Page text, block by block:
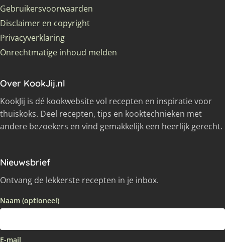
Gebruikersvoorwaarden
Disclaimer en copyright
Privacyverklaring
Onrechtmatige inhoud melden
Over KookJij.nl
KookJij is dé kookwebsite vol recepten en inspiratie voor
thuiskoks. Deel recepten, tips en kooktechnieken met
andere bezoekers en vind gemakkelijk een heerlijk gerecht.
Nieuwsbrief
Ontvang de lekkerste recepten in je inbox.
Naam (optioneel)
E-mail